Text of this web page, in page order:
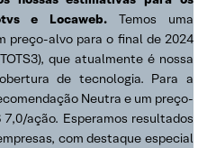
e Locaweb.Temos uma
preço-alvo para o final de 2024
que atualmente é nossa
de tecnologia. Para a
Neutra e um preço-
ação. Esperamos resultados
com destaque especial